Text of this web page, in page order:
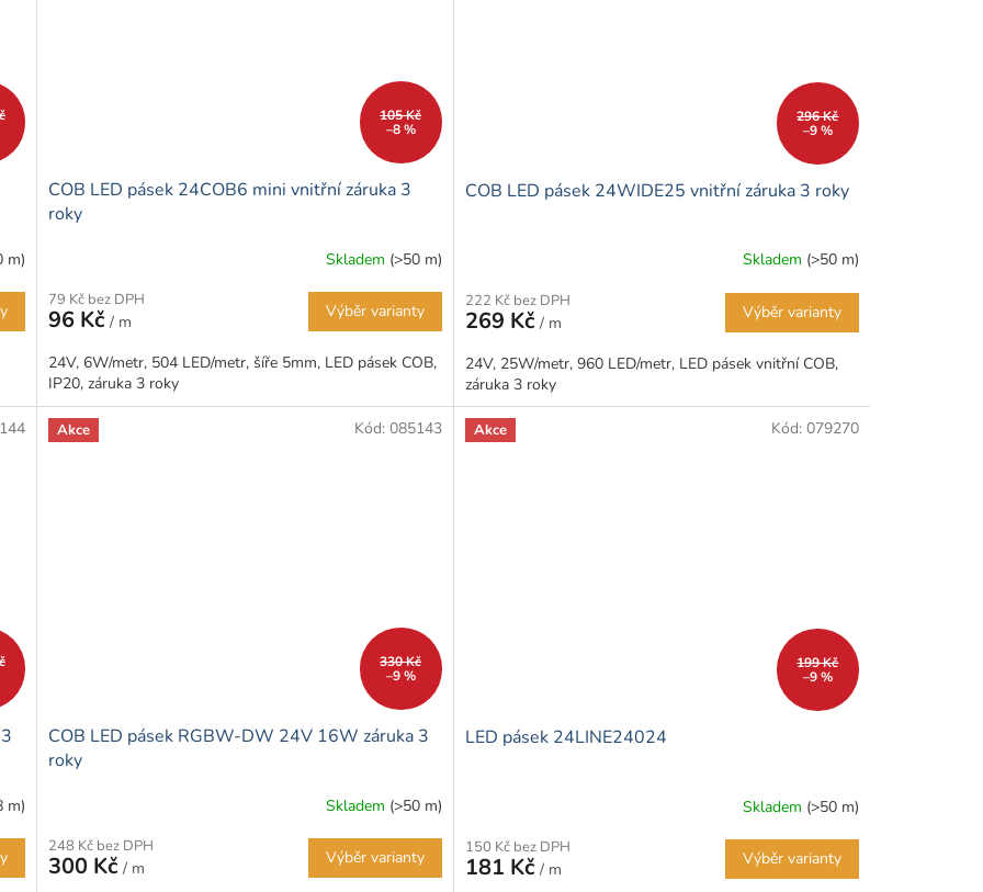
m)
105 Kč
–8 %
COB LED pásek 24COB6 mini vnitřní záruka 3
roky
Skladem (>50 m)
79 Kč bez DPH
96 Kč/ m
Výběr varianty
24V, 6W/metr, 504 LED/metr, šíře 5mm, LED pásek COB,
IP20, záruka 3 roky
296 Kč
–9 %
COB LED pásek 24WIDE25 vnitřní záruka 3 roky
Skladem (>50 m)
222 Kč bez DPH
269 Kč / m
Výběr varianty
24V, 25W/metr, 960 LED/metr, LED pásek vnitřní COB,
záruka 3 roky
m)
Akce
330 Kč
–9 %
COB LED pásek RGBW-DW 24V 16W záruka 3
roky
Skladem (>50 m)
248 Kč bez DPH
300 Kč/ m
Výběr varianty
Kód: 085143 Akce
199 Kč
–9 %
LED pásek 24LINE24024
Skladem (>50 m)
150 Kč bez DPH
181 Kč / m
Výběr varianty
Kód: 079270